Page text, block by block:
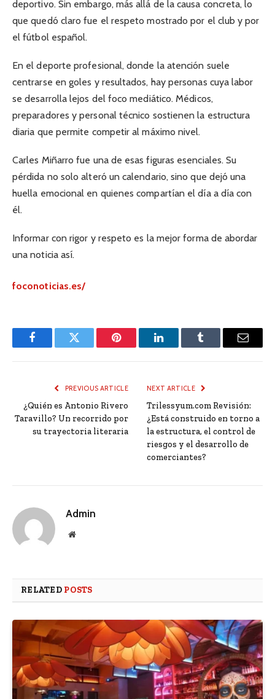
deportivo. Sin embargo, más allá de la causa concreta, lo
que quedó claro fue el respeto mostrado por el club y por
el fútbol español.
En el deporte profesional, donde la atención suele
centrarse en goles y resultados, hay personas cuya labor
se desarrolla lejos del foco mediático. Médicos,
preparadores y personal técnico sostienen la estructura
diaria que permite competir al máximo nivel.
Carles Miñarro fue una de esas figuras esenciales. Su
pérdida no solo alteró un calendario, sino que dejó una
huella emocional en quienes compartían el día a día con
él.
Informar con rigor y respeto es la mejor forma de abordar
una noticia así.
foconoticias.es/
FacebookTwitter Pinterest LinkedInTumblr Email
PREVIOUS ARTICLE
¿Quién es Antonio Rivero
Taravillo? Un recorrido por
su trayectoria literaria
NEXT ARTICLE
Trilessyum.com Revisión:
¿Está construido en torno a
la estructura, el control de
riesgos y el desarrollo de
comerciantes?
Admin
Website
RELATED POSTS